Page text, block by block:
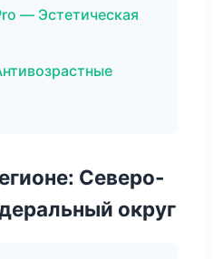
— Эстетическая
Северо-
округ